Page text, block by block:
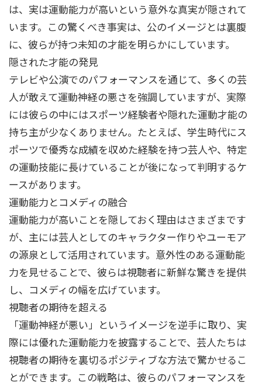
は、実は運動能力が高いという意外な真実が隠されて
います。この驚くべき事実は、公のイメージとは裏腹
に、彼らが持つ未知の才能を明らかにしています。
隠された才能の発見
テレビや公演でのパフォーマンスを通じて、多くの芸
人が敢えて運動神経の悪さを強調していますが、実際
には彼らの中にはスポーツ経験者や隠れた運動才能の
持ち主が少なくありません。たとえば、学生時代にス
ポーツで優秀な成績を収めた経験を持つ芸人や、特定
の運動技能に長けていることが後になって判明するケ
ースがあります。
運動能力とコメディの融合
運動能力が高いことを隠しておく理由はさまざまです
が、主には芸人としてのキャラクター作りやユーモア
の源泉として活用されています。意外性のある運動能
力を見せることで、彼らは視聴者に新鮮な驚きを提供
し、コメディの幅を広げています。
視聴者の期待を超える
「運動神経が悪い」というイメージを逆手に取り、実
際には優れた運動能力を披露することで、芸人たちは
視聴者の期待を裏切るポジティブな方法で驚かせるこ
とができます。この戦略は、彼らのパフォーマンスを